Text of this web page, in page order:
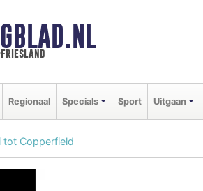
friesland
Regionaal Specials Sport Uitgaan
tot Copperfield